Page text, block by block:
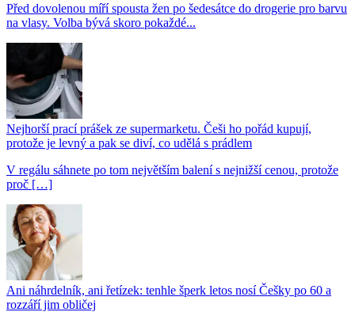
Před dovolenou míří spousta žen po šedesátce do drogerie pro barvu
na vlasy. Volba bývá skoro pokaždé...
Nejhorší prací prášek ze supermarketu. Češi ho pořád kupují,
protože je levný a pak se diví, co udělá s prádlem
V regálu sáhnete po tom největším balení s nejnižší cenou, protože
proč […]
Ani náhrdelník, ani řetízek: tenhle šperk letos nosí Češky po 60 a
rozzáří jim obličej